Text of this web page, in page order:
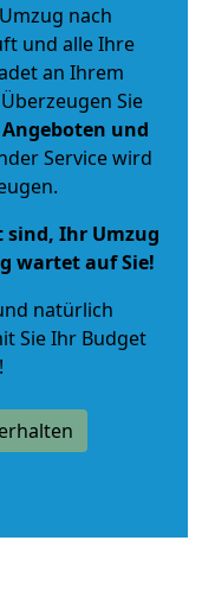
nach
und alle Ihre
an Ihrem
Sie
und
Service wird
sind, Ihr Umzug
wartet auf Sie!
natürlich
Sie Ihr Budget